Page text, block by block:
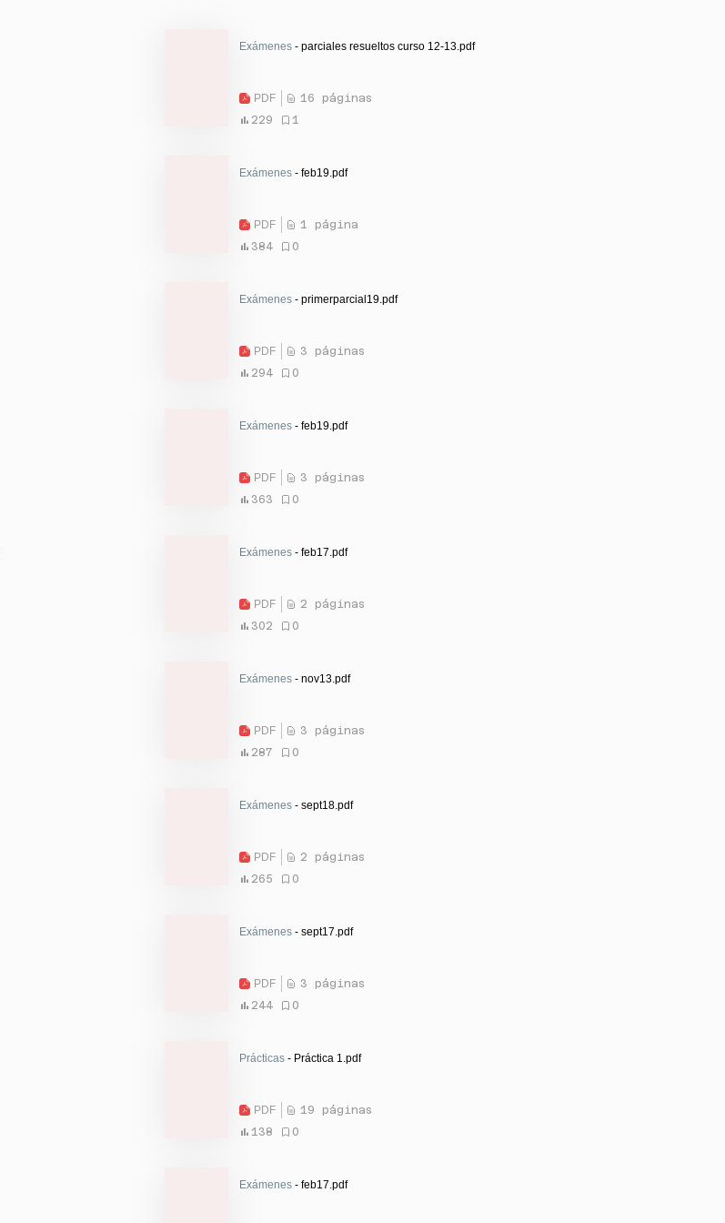
Exámenes - parciales resueltos curso 12-13.pdf
PDF
16 páginas
229
1
Exámenes - feb19.pdf
PDF
1 página
384
0
Exámenes - primerparcial19.pdf
PDF
3 páginas
294
0
Exámenes - feb19.pdf
PDF
3 páginas
363
0
Exámenes - feb17.pdf
PDF
2 páginas
302
0
Exámenes - nov13.pdf
PDF
3 páginas
287
0
Exámenes - sept18.pdf
PDF
2 páginas
265
0
Exámenes - sept17.pdf
PDF
3 páginas
244
0
Prácticas - Práctica 1.pdf
PDF
19 páginas
138
0
Exámenes - feb17.pdf